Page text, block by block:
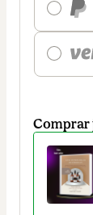
Comprar